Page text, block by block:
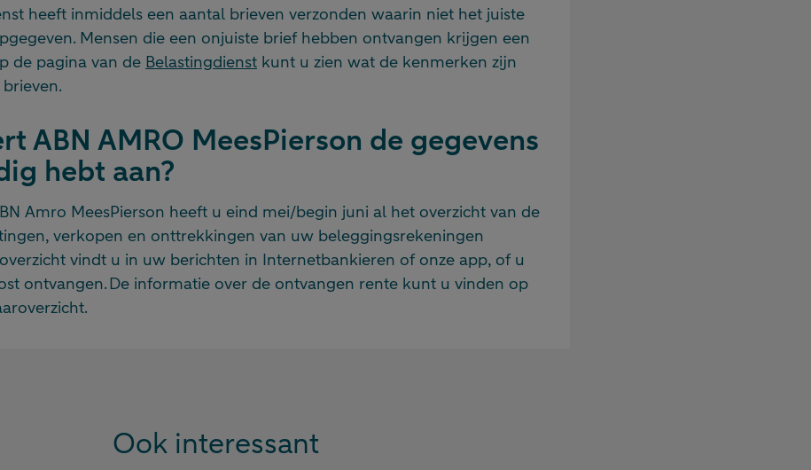
heeft inmiddels een aantal brieven verzonden waarin niet het juiste
Mensen die een onjuiste brief hebben ontvangen krijgen een
de pagina van de Belastingdienst kunt u zien wat de kenmerken zijn
ABN AMRO MeesPierson de gegevens
hebt aan?
Amro MeesPierson heeft u eind mei/begin juni al het overzicht van de
verkopen en onttrekkingen van uw beleggingsrekeningen
vindt u in uw berichten in Internetbankieren of onze app, of u
ontvangen. De informatie over de ontvangen rente kunt u vinden op
Ook interessant